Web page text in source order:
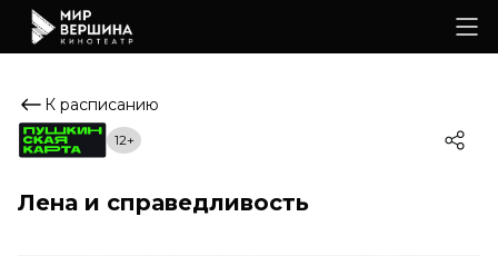
К расписанию
Лена и справедливость
12+